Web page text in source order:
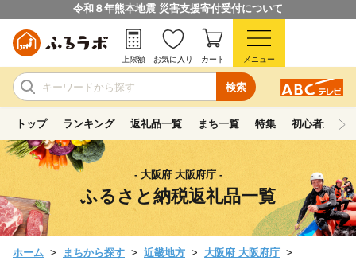
令和８年熊本地震 災害支援寄付受付について
検索
上限額 お気に入り カート メニュー
トップ ランキング 返礼品一覧 まち一覧 特集 初心者ガイド
- 大阪府 大阪府庁 -
ふるさと納税返礼品一覧
ホーム まちから探す 近畿地方
大阪府 大阪府庁